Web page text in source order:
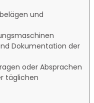
und
Dokumentation der
oder Absprachen
täglichen